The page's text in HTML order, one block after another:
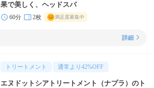
果で美しく、ヘッドスパ
60分 2枚 満足度募集中
詳細
トリートメント 通常より 42%OFF
エヌドットシアトリートメント（ナプラ）のト